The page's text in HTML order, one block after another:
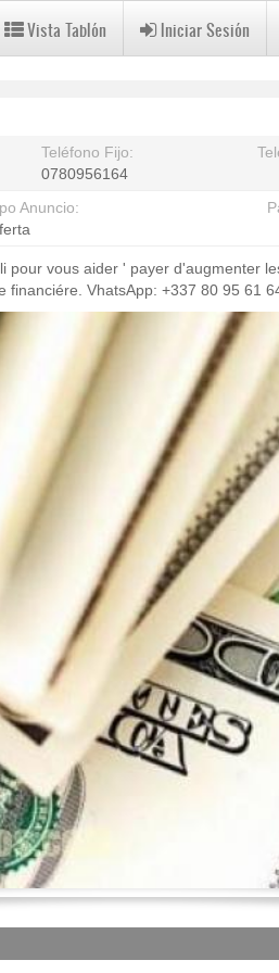
Vista Tablón Iniciar Sesión
Teléfono Fijo:
0780956164
Anuncio:
pour vous aider ' payer d'augmenter
VhatsApp: +337 80 95 61